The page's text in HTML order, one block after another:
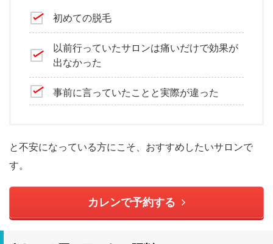
初めての脱毛
以前行っていたサロンは痛いだけで効果が
出なかった
事前に言っていたことと実際が違った
と不安になっている方にこそ、おすすめしたいサロンで
す。
カレンで予約する